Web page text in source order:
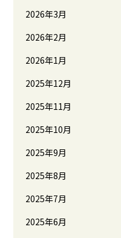
2026年3月
2026年2月
2026年1月
2025年12月
2025年11月
2025年10月
2025年9月
2025年8月
2025年7月
2025年6月